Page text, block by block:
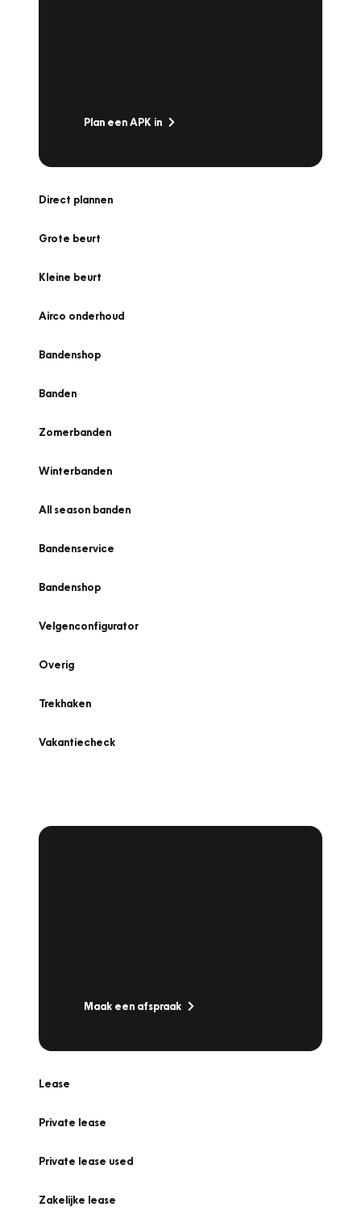
Plan een APK in
Direct plannen
Grote beurt
Kleine beurt
Airco onderhoud
Bandenshop
Banden
Zomerbanden
Winterbanden
All season banden
Bandenservice
Bandenshop
Velgenconfigurator
Overig
Trekhaken
Vakantiecheck
Maak een afspraak
Lease
Private lease
Private lease used
Zakelijke lease